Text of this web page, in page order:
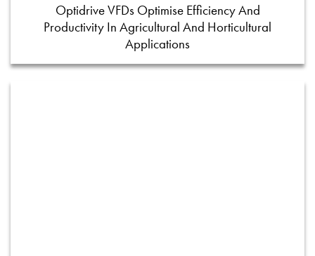
Optidrive VFDs Optimise Efficiency And
Productivity In Agricultural And Horticultural
Applications